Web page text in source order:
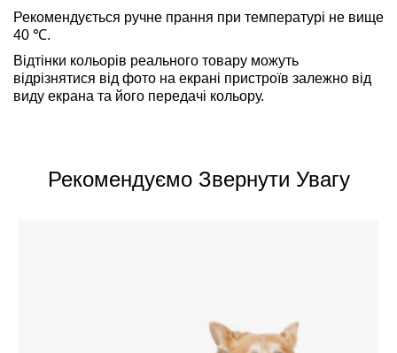
Рекомендується ручне прання при температурі не вище
40 ℃.
Відтінки кольорів реального товару можуть
відрізнятися від фото на екрані пристроїв залежно від
виду екрана та його передачі кольору.
Рекомендуємо Звернути Увагу